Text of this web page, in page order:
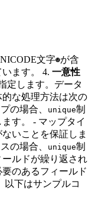
文字☻が含
ます。 4. 一意性
定します。データ
な処理方法は次の
の場合、
unique制
す。 - マップタイ
いことを保証しま
の場合、
unique制
ルドが繰り返され
のあるフィールド
以下はサンプルコ